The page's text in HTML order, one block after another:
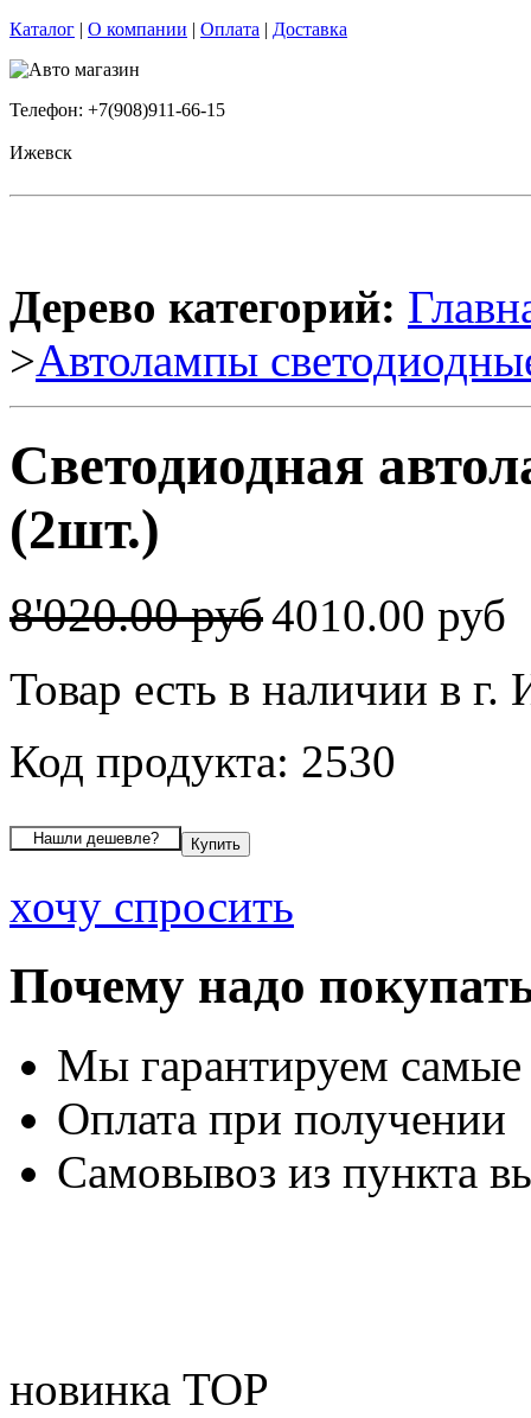
Каталог | О компании | Оплата | Доставка
Телефон: +7(908)911-66-15
Ижевск
Дерево категорий:
>Автолампы
Светодиодная
(2шт.)
8'020.00 руб4010.00 руб
Товар есть в наличии в г.
Код продукта: 2530
хочу спросить
Почему надо
Мы гарантируем
Оплата при получении
Самовывоз из пункта
новинка TOP